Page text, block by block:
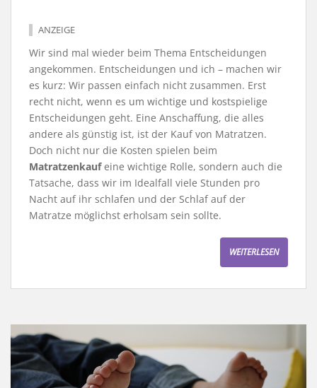
ANZEIGE
Wir sind mal wieder beim Thema Entscheidungen
angekommen. Entscheidungen und ich – machen wir
es kurz: Wir passen einfach nicht zusammen. Erst
recht nicht, wenn es um wichtige und kostspielige
Entscheidungen geht. Eine Anschaffung, die alles
andere als günstig ist, ist der Kauf von Matratzen.
Doch nicht nur die Kosten spielen beim
Matratzenkaufeine wichtige Rolle, sondern auch die
Tatsache, dass wir im Idealfall viele Stunden pro
Nacht auf ihr schlafen und der Schlaf auf der
Matratze möglichst erholsam sein sollte.
WEITERLESEN